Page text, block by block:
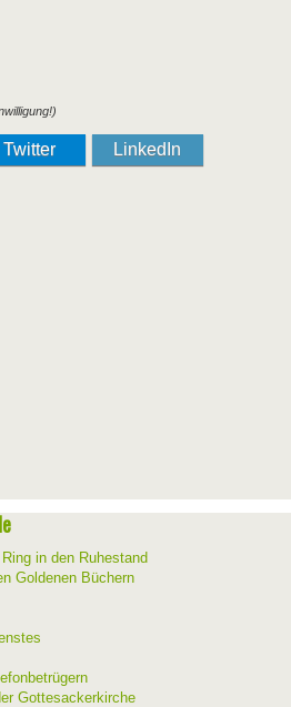
Twitter LinkedIn
in den Ruhestand
Goldenen Büchern
Gottesackerkirche